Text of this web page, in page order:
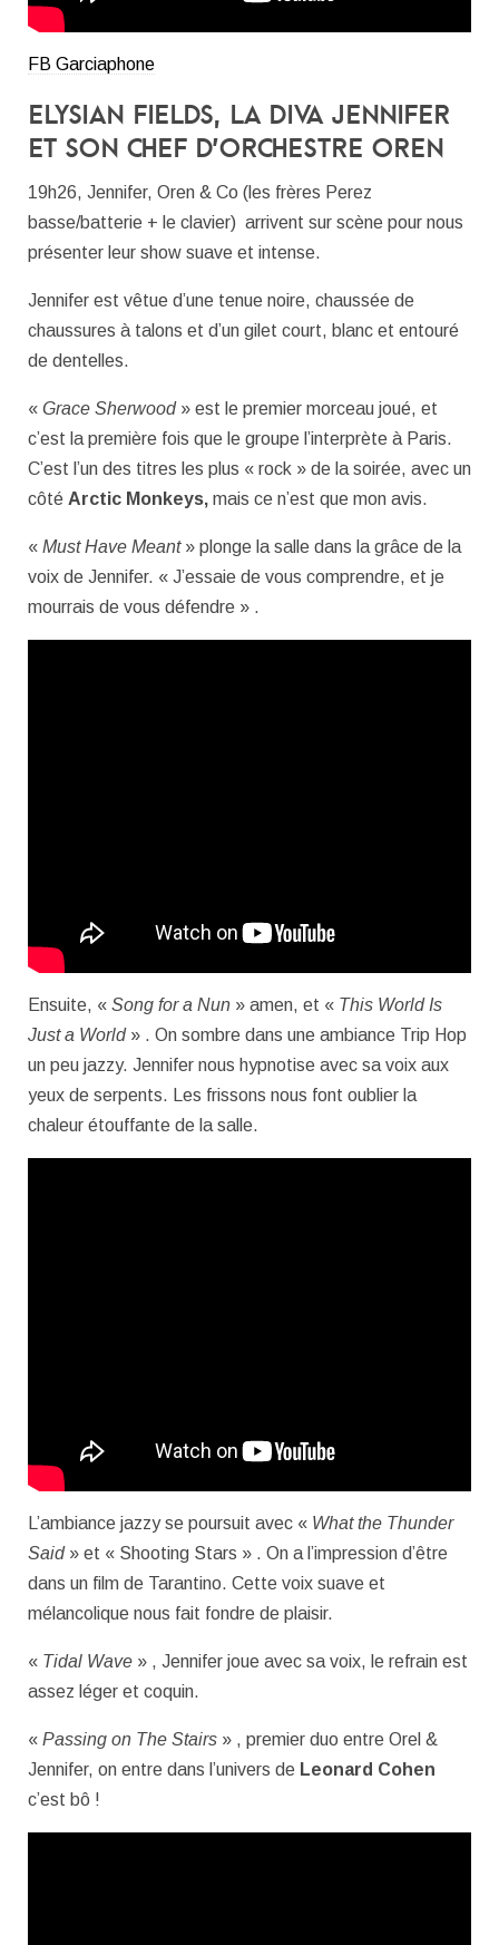
FB Garciaphone
Elysian Fields, la diva Jennifer
et son chef d’orchestre Oren
19h26, Jennifer, Oren & Co (les frères Perez
basse/batterie + le clavier) arrivent sur scène pour nous
présenter leur show suave et intense.
Jennifer est vêtue d’une tenue noire, chaussée de
chaussures à talons et d’un gilet court, blanc et entouré
de dentelles.
« Grace Sherwood» est le premier morceau joué, et
c’est la première fois que le groupe l’interprète à Paris.
C’est l’un des titres les plus « rock » de la soirée, avec un
côté Arctic Monkeys, mais ce n’est que mon avis.
« Must Have Meant» plonge la salle dans la grâce de la
voix de Jennifer. « J’essaie de vous comprendre, et je
mourrais de vous défendre » .
Ensuite, « Song for a Nun » amen, et « This World Is
Just a World» . On sombre dans une ambiance Trip Hop
un peu jazzy. Jennifer nous hypnotise avec sa voix aux
yeux de serpents. Les frissons nous font oublier la
chaleur étouffante de la salle.
L’ambiance jazzy se poursuit avec « What the Thunder
Said » et « Shooting Stars » . On a l’impression d’être
dans un film de Tarantino. Cette voix suave et
mélancolique nous fait fondre de plaisir.
« Tidal Wave » , Jennifer joue avec sa voix, le refrain est
assez léger et coquin.
« Passing on The Stairs » , premier duo entre Orel &
Jennifer, on entre dans l’univers de Leonard Cohen
c’est bô !